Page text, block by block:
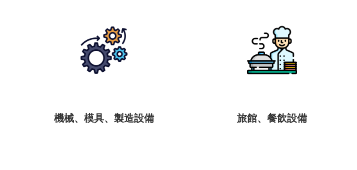
機械、模具、製造設備 旅館、餐飲設備